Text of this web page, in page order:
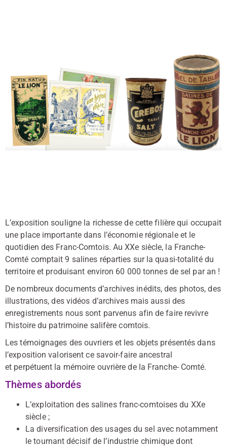
L’exposition souligne la richesse de cette filière qui occupait
une place importante dans l’économie régionale et le
quotidien des Franc-Comtois. Au XXe siècle, la Franche-
Comté comptait 9 salines réparties sur la quasi-totalité du
territoire et produisant environ 60 000 tonnes de sel par an !
De nombreux documents d’archives inédits, des photos, des
illustrations, des vidéos d’archives mais aussi des
enregistrements nous sont parvenus afin de faire revivre
l’histoire du patrimoine salifère comtois.
Les témoignages des ouvriers et les objets présentés dans
l’exposition valorisent ce savoir-faire ancestral
et perpétuent la mémoire ouvrière de la Franche- Comté.
Thèmes abordés
L’exploitation des salines franc-comtoises du XXe
siècle ;
La diversification des usages du sel avec notamment
le tournant décisif de l’industrie chimique dont